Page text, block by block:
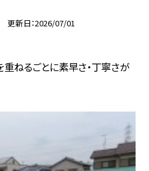
更新日 2026/07/01
ねるごとに素早さ・丁寧さが